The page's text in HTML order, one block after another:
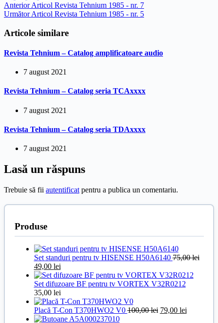
AnteriorArticol Revista Tehnium 1985 - nr. 7
UrmătorArticol Revista Tehnium 1985 - nr. 5
Articole similare
Revista Tehnium – Catalog amplificatoare audio
7 august 2021
Revista Tehnium – Catalog seria TCAxxxx
7 august 2021
Revista Tehnium – Catalog seria TDAxxxx
7 august 2021
Lasă un răspuns
Trebuie să fii autentificat pentru a publica un comentariu.
Produse
Set standuri pentru tv HISENSE H50A614075,00lei
Prețul
inițial
a
fost:
75,00 lei.
49,00 leiPrețul
curent
este:
49,00 lei.
Set difuzoare BF pentru tv VORTEX V32R0212
35,00 lei
Placă T-Con T370HWO2 V0100,00lei Prețul
79,00 leiPrețul